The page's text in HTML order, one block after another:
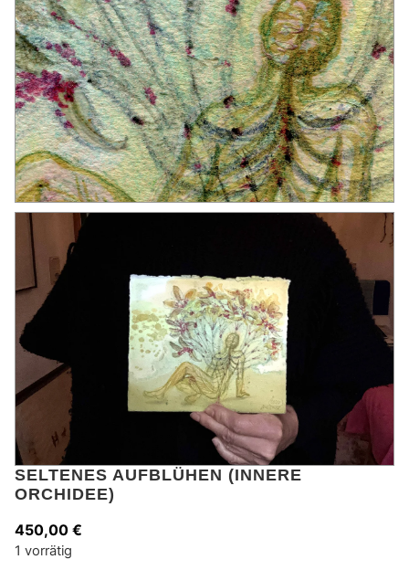
SELTENES AUFBLÜHEN (INNERE
ORCHIDEE)
450,00 €
1 vorrätig